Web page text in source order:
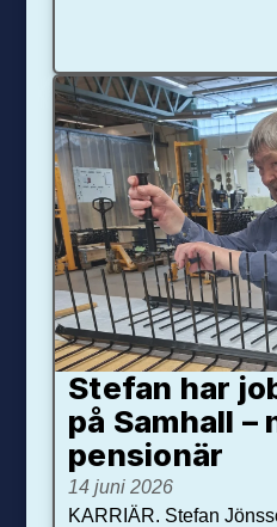
Stefan har
på Samhall –
pensionär
14 juni 2026
KARRIÄR. Stefan